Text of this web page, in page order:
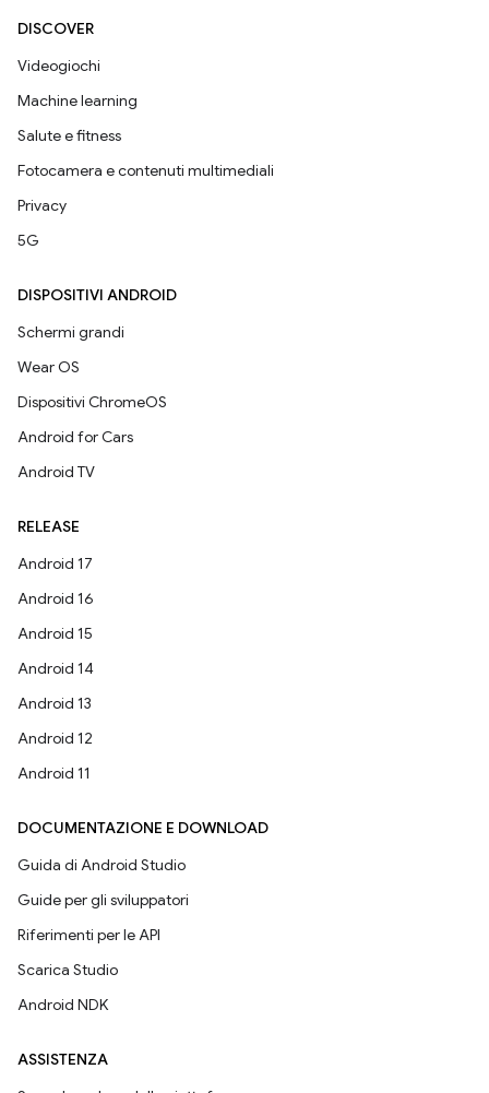
DISCOVER
Videogiochi
Machine learning
Salute e fitness
Fotocamera e contenuti multimediali
Privacy
5G
DISPOSITIVI ANDROID
Schermi grandi
Wear OS
Dispositivi ChromeOS
Android for Cars
Android TV
RELEASE
Android 17
Android 16
Android 15
Android 14
Android 13
Android 12
Android 11
DOCUMENTAZIONE E DOWNLOAD
Guida di Android Studio
Guide per gli sviluppatori
Riferimenti per le API
Scarica Studio
Android NDK
ASSISTENZA